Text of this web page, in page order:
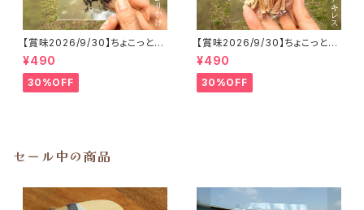
【賞味2026/9/30】ちょこっと
「鹿内臓mixふりかけ」ジビエ鹿
おやつ
¥490
30%OFF
【賞味2026/9/30】ちょこっと
「鹿アキレス」ジビエ鹿 おやつ
¥490
30%OFF
セール中の商品